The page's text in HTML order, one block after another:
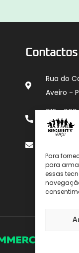
Para
para
essas
Contactos
Rua do
Aveiro -
912
para